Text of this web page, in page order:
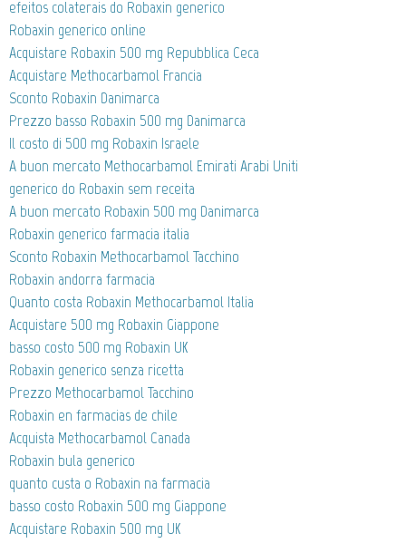
efeitos colaterais do Robaxin generico
Robaxin generico online
Acquistare Robaxin 500 mg Repubblica Ceca
Acquistare Methocarbamol Francia
Sconto Robaxin Danimarca
Prezzo basso Robaxin 500 mg Danimarca
Il costo di 500 mg Robaxin Israele
A buon mercato Methocarbamol Emirati Arabi Uniti
generico do Robaxin sem receita
A buon mercato Robaxin 500 mg Danimarca
Robaxin generico farmacia italia
Sconto Robaxin Methocarbamol Tacchino
Robaxin andorra farmacia
Quanto costa Robaxin Methocarbamol Italia
Acquistare 500 mg Robaxin Giappone
basso costo 500 mg Robaxin UK
Robaxin generico senza ricetta
Prezzo Methocarbamol Tacchino
Robaxin en farmacias de chile
Acquista Methocarbamol Canada
Robaxin bula generico
quanto custa o Robaxin na farmacia
basso costo Robaxin 500 mg Giappone
Acquistare Robaxin 500 mg UK